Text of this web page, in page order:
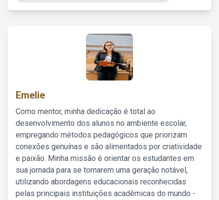
Emelie
Como mentor, minha dedicação é total ao
desenvolvimento dos alunos no ambiente escolar,
empregando métodos pedagógicos que priorizam
conexões genuínas e são alimentados por criatividade
e paixão. Minha missão é orientar os estudantes em
sua jornada para se tornarem uma geração notável,
utilizando abordagens educacionais reconhecidas
pelas principais instituições acadêmicas do mundo -